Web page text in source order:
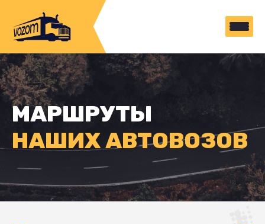
МАРШРУТЫ
НАШИХ АВТОВОЗОВ